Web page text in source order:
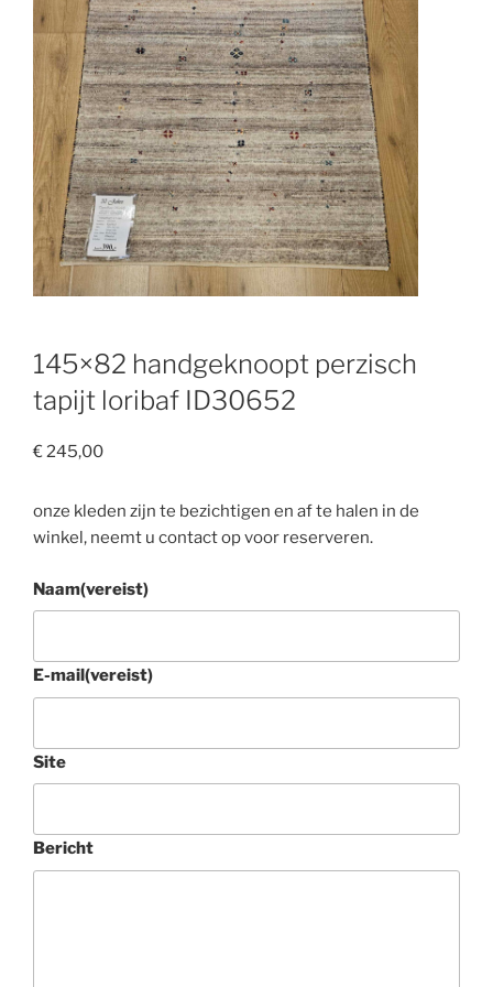
145×82 handgeknoopt perzisch
tapijt loribaf ID30652
€245,00
onze kleden zijn te bezichtigen en af te halen in de
winkel, neemt u contact op voor reserveren.
Naam(vereist)
E-mail(vereist)
Site
Bericht